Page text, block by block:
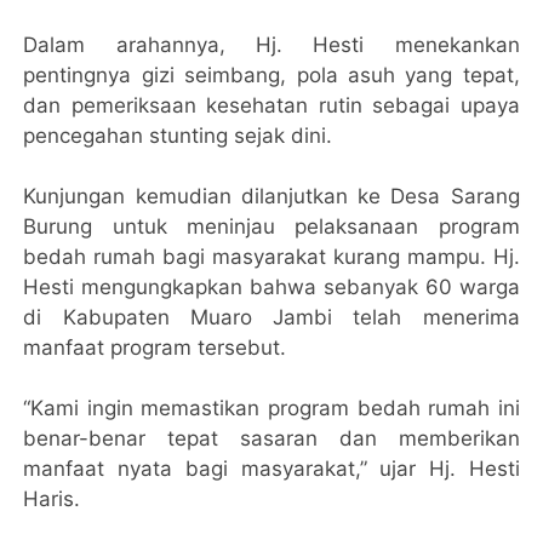
Dalam arahannya, Hj. Hesti menekankan
pentingnya gizi seimbang, pola asuh yang tepat,
dan pemeriksaan kesehatan rutin sebagai upaya
pencegahan stunting sejak dini.
Kunjungan kemudian dilanjutkan ke Desa Sarang
Burung untuk meninjau pelaksanaan program
bedah rumah bagi masyarakat kurang mampu. Hj.
Hesti mengungkapkan bahwa sebanyak 60 warga
di Kabupaten Muaro Jambi telah menerima
manfaat program tersebut.
“Kami ingin memastikan program bedah rumah ini
benar-benar tepat sasaran dan memberikan
manfaat nyata bagi masyarakat,” ujar Hj. Hesti
Haris.